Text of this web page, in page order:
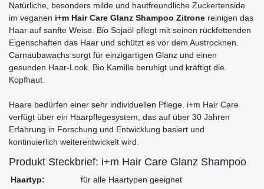
Natürliche, besonders milde und hautfreundliche Zuckertenside
im veganen i+m Hair Care Glanz Shampoo Zitrone reinigen das
Haar auf sanfte Weise. Bio Sojaöl pflegt mit seinen rückfettenden
Eigenschaften das Haar und schützt es vor dem Austrocknen.
Carnaubawachs sorgt für einzigartigen Glanz und einen
gesunden Haar-Look. Bio Kamille beruhigt und kräftigt die
Kopfhaut.
Haare bedürfen einer sehr individuellen Pflege. i+m Hair Care
verfügt über ein Haarpflegesystem, das auf über 30 Jahren
Erfahrung in Forschung und Entwicklung basiert und
kontinuierlich weiterentwickelt wird.
Produkt Steckbrief: i+m Hair Care Glanz Shampoo
Haartyp: für alle Haartypen geeignet